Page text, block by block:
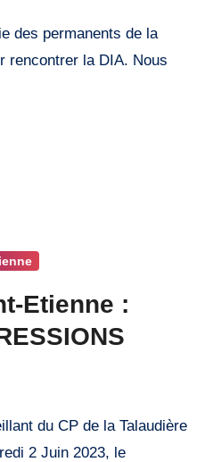
rencontrer la DIA. Nous
Etienne :
2 Juin 2023, le